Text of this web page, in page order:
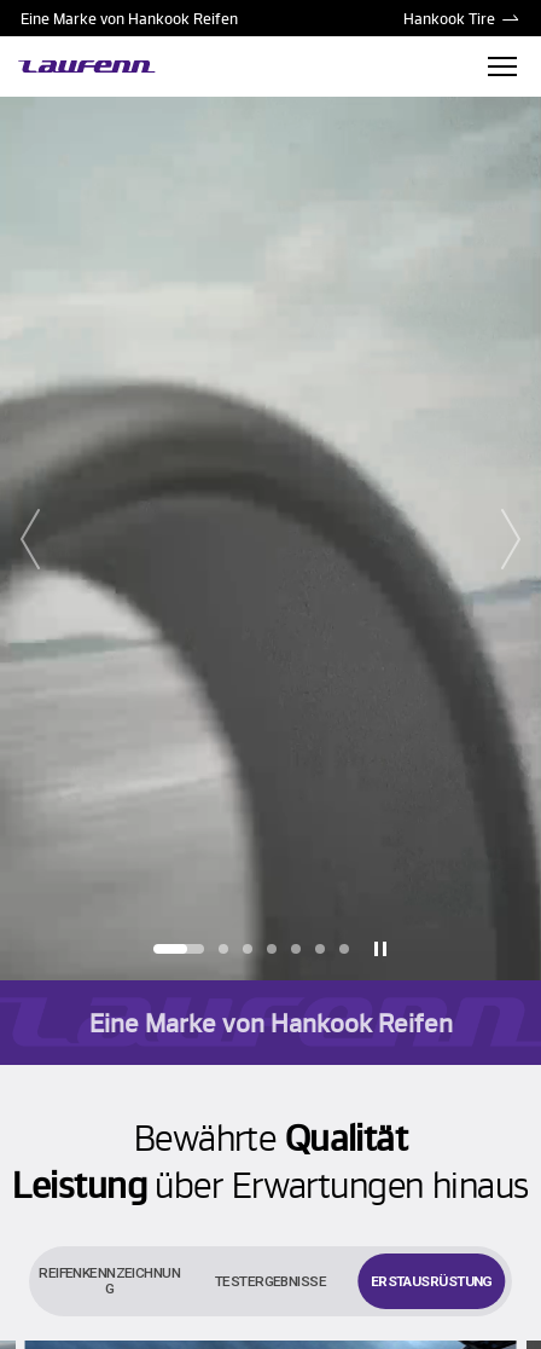
Eine Marke von Hankook Reifen Hankook Tire
prev
next
Eine Marke von Hankook Reifen
Bewährte Qualität
Leistungüber Erwartungen hinaus
REIFENKENNZEICHNUN
G
TESTERGEBNISSE ERSTAUSRÜSTUNG